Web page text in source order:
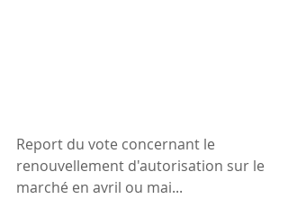
Report du vote concernant le
renouvellement d'autorisation sur le
marché en avril ou mai...